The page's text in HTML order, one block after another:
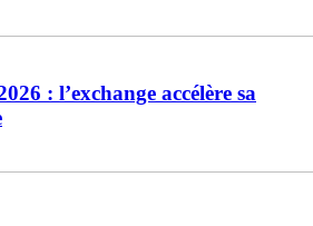
: l’exchange accélère sa